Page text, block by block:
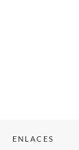
ENLACES